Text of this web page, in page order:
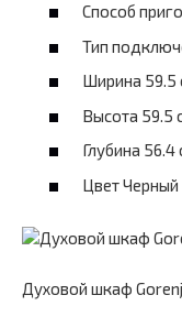
Способ
Тип
Ширина 59.5
Высота 59.5
Глубина 56.4
Цвет Черный
Духовой шкаф